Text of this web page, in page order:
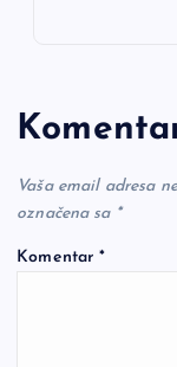
Vaša email adresa
označena sa *
Komentar*